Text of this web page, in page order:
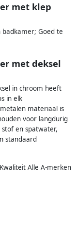
met klep
Goed te
met deksel
in chroom heeft
in elk
materiaal is
voor langdurig
en spatwater,
standaard
Alle A-merken